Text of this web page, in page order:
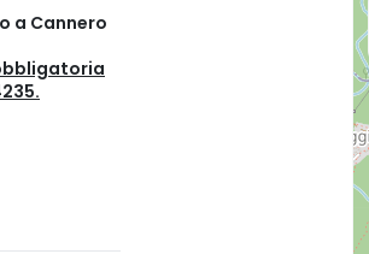
a Cannero